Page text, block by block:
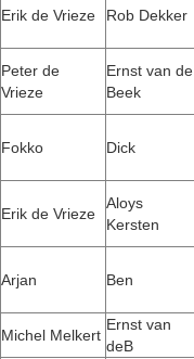
Erik de Vrieze Rob Dekker
Peter de
Vrieze
Ernst van de
Beek
Fokko Dick
Erik de Vrieze
Aloys
Kersten
Arjan Ben
Michel Melkert
Ernst van
deB